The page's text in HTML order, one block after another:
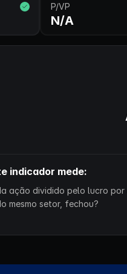
P/VP
N/A
indicador mede:
ação dividido pelo lucro
mesmo setor, fechou?